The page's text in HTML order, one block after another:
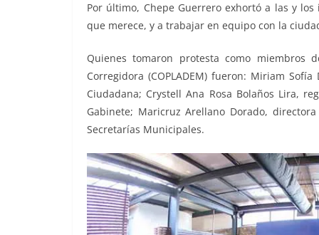
Por último, Chepe Guerrero exhortó a las y
que merece, y a trabajar en equipo con la
Quienes tomaron protesta como miembros
Corregidora (COPLADEM) fueron: Miriam
Ciudadana; Crystell Ana Rosa Bolaños Lira,
Gabinete; Maricruz Arellano Dorado,
Secretarías Municipales.